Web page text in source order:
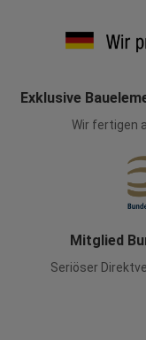
Exklusive
Wir fertigen
Mitglied
Seriöser